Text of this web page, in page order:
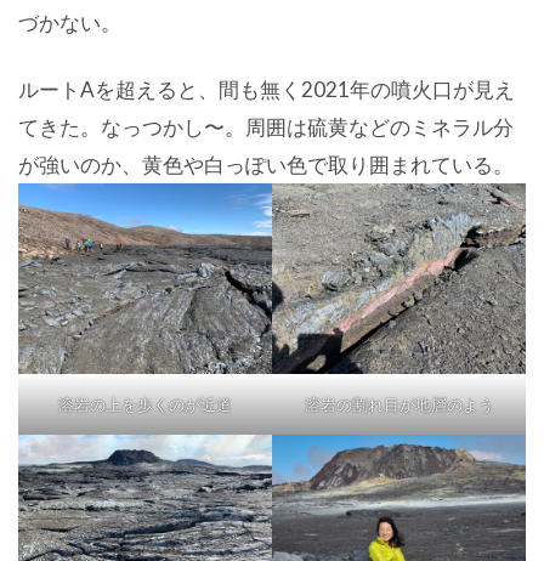
づかない。
ルートAを超えると、間も無く2021年の噴火口が見え
てきた。なっつかし〜。周囲は硫黄などのミネラル分
が強いのか、黄色や白っぽい色で取り囲まれている。
溶岩の上を歩くのが近道 溶岩の割れ目が地層のよう